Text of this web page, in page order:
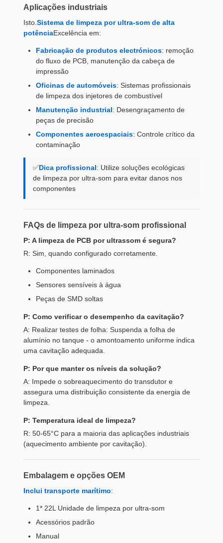
Aplicações industriais
Isto. Sistema de limpeza por ultra-som de alta
potênciaExcelência em:
Fabricação de produtos electrónicos: remoção
do fluxo de PCB, manutenção da cabeça de
impressão
Oficinas de automóveis: Sistemas profissionais
de limpeza dos injetores de combustível
Manutenção industrial: Desengraçamento de
peças de precisão
Componentes aeroespaciais: Controle crítico da
contaminação
✅Dica profissional: Utilize soluções ecológicas
de limpeza por ultra-som para evitar danos nos
componentes
FAQs de limpeza por ultra-som profissional
P: A limpeza de PCB por ultrassom é segura?
R: Sim, quando configurado corretamente.
Componentes laminados
Sensores sensíveis à água
Peças de SMD soltas
P: Como verificar o desempenho da cavitação?
A: Realizar testes de folha: Suspenda a folha de
alumínio no tanque - o amontoamento uniforme indica
uma cavitação adequada.
P: Por que manter os níveis da solução?
A: Impede o sobreaquecimento do transdutor e
assegura uma distribuição consistente da energia de
limpeza.
P: Temperatura ideal de limpeza?
R: 50-65°C para a maioria das aplicações industriais
(aquecimento ambiente por cavitação).
Embalagem e opções OEM
Inclui transporte marítimo:
1* 22L Unidade de limpeza por ultra-som
Acessórios padrão
Manual